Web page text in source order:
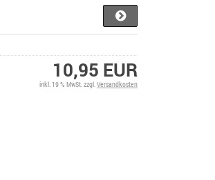
10,95 EUR
inkl. 19 % MwSt. zzgl.Versandkosten